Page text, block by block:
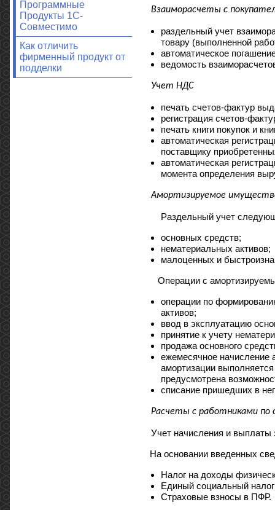
Программные
Продукты 1С-
Совместимо
Как отличить
фирменный продукт от
подделки
Взаиморасчеты с
раздельный учет
товару (выполненной
автоматическое
ведомость
Учет НДС
печать счетов-фактур
регистрация счетов-
печать книги покупок и
автоматическая
поставщику
автоматическая
момента определения
Амортизируемое
Раздельный учет
основных средств;
нематериальных активов;
малоценных и
Операции с
операции по
активов;
ввод в эксплуатацию
принятие к учету
продажа основного
ежемесячное начисление
амортизации
предусмотрена
списание пришедших в
Расчеты с работниками по
Учет начисления и выплаты
На основании введенных
Налог на доходы
Единый социальный
Страховые взносы в ПФР.